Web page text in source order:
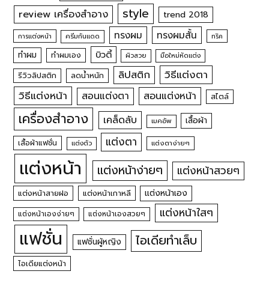
review เครื่องสำอาง style trend 2018
การแต่งหน้า ครีมกันแดด ทรงผม ทรงผมสั้น ทริค
ทำผม ทำผมเอง บิวตี้ ผิวสวย มือใหม่หัดแต่ง
รีวิวลิปสติก ลดน้ำหนัก ลิปสติก
วิธีแต่งตา
วิธีแต่งหน้า
สอนแต่งตา สอนแต่งหน้า สไตล์
เครื่องสำอาง เคล็ดลับ เมคอัพ เสื้อผ้า
เสื้อผ้าแฟชั่น แต่งตัว แต่งตา แต่งตาง่ายๆ
แต่งหน้า แต่งหน้าง่ายๆ แต่งหน้าสวยๆ
แต่งหน้าสายฝอ แต่งหน้าเกาหลี แต่งหน้าเอง
แต่งหน้าเองง่ายๆ แต่งหน้าเองสวยๆ แต่งหน้าใสๆ
แฟชั่น แฟชั่นผู้หญิง ไอเดียทำเล็บ
ไอเดียแต่งหน้า